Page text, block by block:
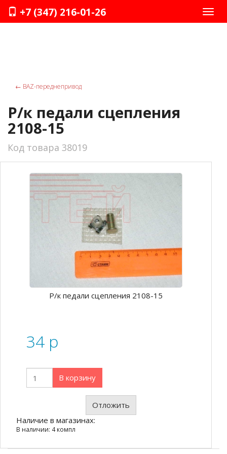
+7 (347) 216-01-26
← ВАZ-переднепривод
Р/к педали сцепления
2108-15
Код товара 38019
Р/к педали сцепления 2108-15
34 p
В корзину
Отложить
Наличие в магазинах:
В наличии: 4 компл